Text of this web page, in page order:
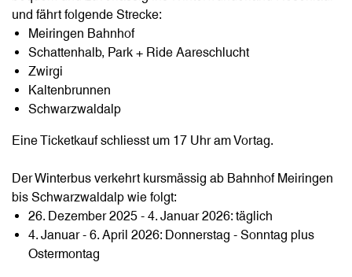
und fährt folgende Strecke:
Meiringen Bahnhof
Schattenhalb, Park + Ride Aareschlucht
Zwirgi
Kaltenbrunnen
Schwarzwaldalp
Eine Ticketkauf schliesst um 17 Uhr am Vortag.
Der Winterbus verkehrt kursmässig ab Bahnhof Meiringen
bis Schwarzwaldalp wie folgt:
26. Dezember 2025 - 4. Januar 2026: täglich
4. Januar - 6. April 2026: Donnerstag - Sonntag plus
Ostermontag